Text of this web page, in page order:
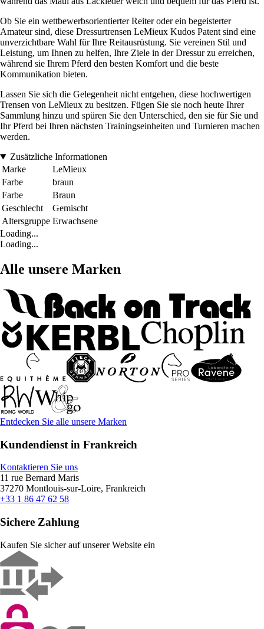
Ob Sie ein wettbewerbsorientierter Reiter oder ein begeisterter
Amateur sind, diese Dressurtrensen LeMieux Kudos Patent sind eine
unverzichtbare Wahl für Ihre Reitausrüstung. Sie vereinen Stil und
Leistung, um Ihnen zu helfen, Ihre Ziele in der Dressur zu erreichen,
während sie Ihrem Pferd den besten Komfort und die beste
Kommunikation bieten.
Lassen Sie sich die Gelegenheit nicht entgehen, diese hochwertigen
Trensen von LeMieux zu besitzen. Fügen Sie sie noch heute Ihrer
Sammlung hinzu und spüren Sie den Unterschied, den sie für Sie und
Ihr Pferd bei Ihren nächsten Trainingseinheiten und Turnieren machen
werden.
Zusätzliche Informationen
Marke
LeMieux
Farbe
braun
Farbe
Braun
Geschlecht
Gemischt
Altersgruppe Erwachsene
Loading...
Loading...
Alle unsere Marken
Entdecken Sie alle unsere Marken
Kundendienst in Frankreich
Kontaktieren Sie uns
11 rue Bernard Maris
37270 Montlouis-sur-Loire, Frankreich
+33 1 86 47 62 58
Sichere Zahlung
Kaufen Sie sicher auf unserer Website ein